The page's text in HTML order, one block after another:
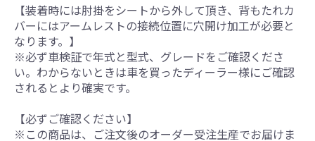
【装着時には肘掛をシートから外して頂き、背もたれカ
バーにはアームレストの接続位置に穴開け加工が必要と
なります。】
※必ず車検証で年式と型式、グレードをご確認くださ
い。わからないときは車を買ったディーラー様にご確認
されるとより確実です。
【必ずご確認ください】
※この商品は、ご注文後のオーダー受注生産でお届けま